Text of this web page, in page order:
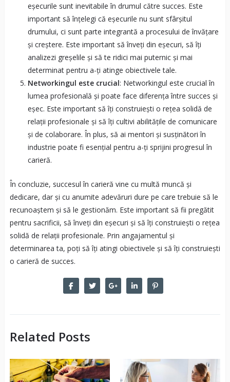
eșecurile sunt inevitabile în drumul către succes. Este
important să înțelegi că eșecurile nu sunt sfârșitul
drumului, ci sunt parte integrantă a procesului de învățare
și creștere. Este important să înveți din eșecuri, să îți
analizezi greșelile și să te ridici mai puternic și mai
determinat pentru a-ți atinge obiectivele tale.
Networkingul este crucial: Networkingul este crucial în
lumea profesională și poate face diferența între succes și
eșec. Este important să îți construiești o rețea solidă de
relații profesionale și să îți cultivi abilitățile de comunicare
și de colaborare. În plus, să ai mentori și susținători în
industrie poate fi esențial pentru a-ți sprijini progresul în
carieră.
În concluzie, succesul în carieră vine cu multă muncă și
dedicare, dar și cu anumite adevăruri dure pe care trebuie să le
recunoaștem și să le gestionăm. Este important să fii pregătit
pentru sacrificii, să înveți din eșecuri și să îți construiești o rețea
solidă de relații profesionale. Prin angajamentul și
determinarea ta, poți să îți atingi obiectivele și să îți construiești
o carieră de succes.
Related Posts